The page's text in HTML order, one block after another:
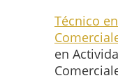
Técnico
en